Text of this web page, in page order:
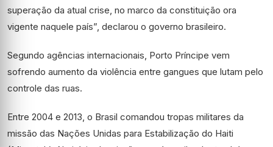
superação da atual crise, no marco da constituição ora
vigente naquele país”, declarou o governo brasileiro.
Segundo agências internacionais, Porto Príncipe vem
sofrendo aumento da violência entre gangues que lutam pelo
controle das ruas.
Entre 2004 e 2013, o Brasil comandou tropas militares da
missão das Nações Unidas para Estabilização do Haiti